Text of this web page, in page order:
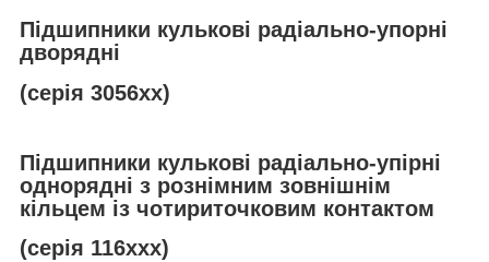
Підшипники кулькові радіально-упорні
дворядні
(серія 3056хх)
Підшипники кулькові радіально-упірні
однорядні з рознімним зовнішнім
кільцем із чотириточковим контактом
(серія 116ххх)